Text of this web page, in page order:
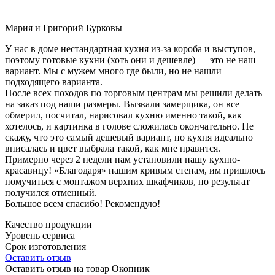
Мария и Григорий Бурковы
У нас в доме нестандартная кухня из-за короба и выступов,
поэтому готовые кухни (хоть они и дешевле) — это не наш
вариант. Мы с мужем много где были, но не нашли
подходящего варианта.
После всех походов по торговым центрам мы решили делать
на заказ под наши размеры. Вызвали замерщика, он все
обмерил, посчитал, нарисовал кухню именно такой, как
хотелось, и картинка в голове сложилась окончательно. Не
скажу, что это самый дешевый вариант, но кухня идеально
вписалась и цвет выбрала такой, как мне нравится.
Примерно через 2 недели нам установили нашу кухню-
красавицу! «Благодаря» нашим кривым стенам, им пришлось
помучиться с монтажом верхних шкафчиков, но результат
получился отменный.
Большое всем спасибо! Рекомендую!
Качество продукции
Уровень сервиса
Срок изготовления
Оставить отзыв
Оставить отзыв на товар Окопник